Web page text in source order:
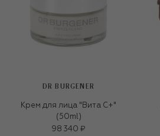
DR BURGENER
Крем для лица "Вита C+"
(50ml)
98 340 ₽